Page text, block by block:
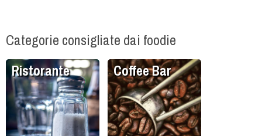
Categorie consigliate dai foodie
Ristorante Coffee Bar